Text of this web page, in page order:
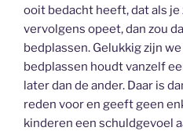
ooit bedacht heeft, dat als
vervolgens opeet, dan zou
bedplassen. Gelukkig zijn
bedplassen houdt vanzelf
later dan de ander. Daar is
reden voor en geeft geen
kinderen een schuldgevoel